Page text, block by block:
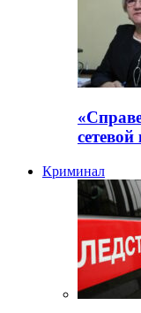
Криминал